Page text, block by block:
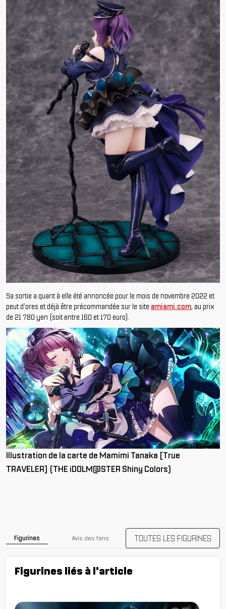
Sa sortie a quant à elle été annoncée pour le mois de novembre 2022 et
peut d'ores et déjà être précommandée sur le site amiami.com, au prix
de 21 780 yen (soit entre 160 et 170 euro).
Illustration de la carte de Mamimi Tanaka [True
TRAVELER] (THE iDOLM@STER Shiny Colors)
Figurines Avis des fans TOUTES LES FIGURINES
Figurines liés à l'article